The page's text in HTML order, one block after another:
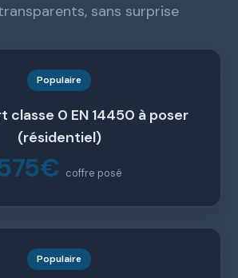
sans surprise
Populaire
0 EN 14450 à poser
(résidentiel)
coffre posé
Populaire